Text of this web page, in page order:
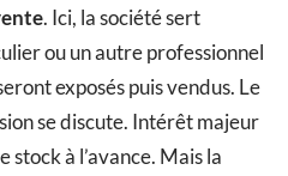
. Ici, la société sert
ou un autre professionnel
exposés puis vendus. Le
se discute. Intérêt majeur
stock à l’avance. Mais la